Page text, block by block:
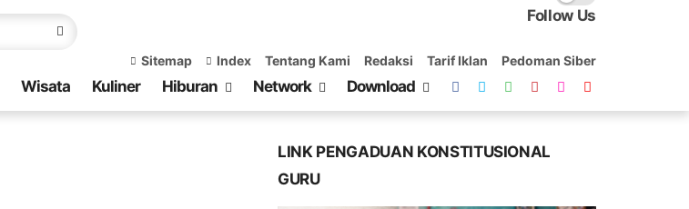
Follow Us
Sitemap Index Tentang Kami Redaksi Tarif Iklan Pedoman Siber
Wisata Kuliner Hiburan Network Download
LINK PENGADUAN KONSTITUSIONAL
GURU